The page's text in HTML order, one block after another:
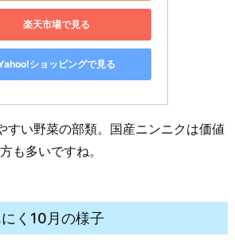
楽天市場で見る
ショッピングで見る
すい野菜の部類。国産ニンニクは価値
も多いですね。
く10月の様子